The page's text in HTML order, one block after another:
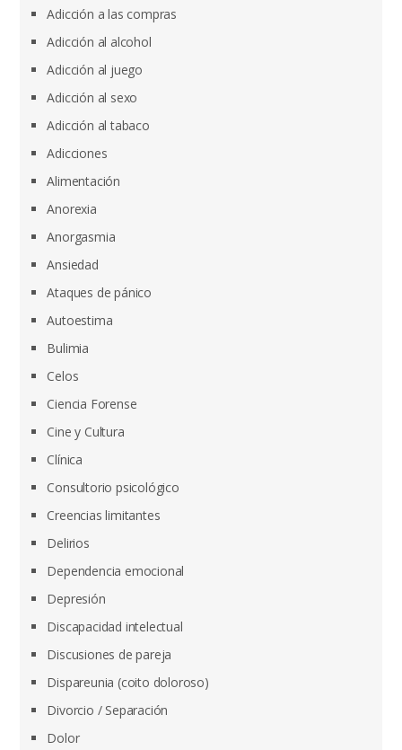
Adicción a las compras
Adicción al alcohol
Adicción al juego
Adicción al sexo
Adicción al tabaco
Adicciones
Alimentación
Anorexia
Anorgasmia
Ansiedad
Ataques de pánico
Autoestima
Bulimia
Celos
Ciencia Forense
Cine y Cultura
Clínica
Consultorio psicológico
Creencias limitantes
Delirios
Dependencia emocional
Depresión
Discapacidad intelectual
Discusiones de pareja
Dispareunia (coito doloroso)
Divorcio / Separación
Dolor